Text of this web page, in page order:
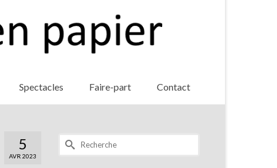
Spectacles Faire-part Contact
5
AVR 2023
Rechercher :